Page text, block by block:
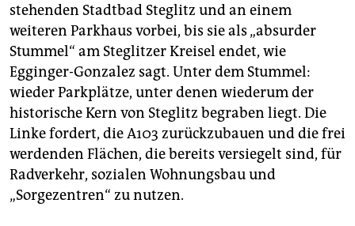
stehenden Stadtbad Steglitz und an einem
weiteren Parkhaus vorbei, bis sie als „absurder
Stummel“ am Steglitzer Kreisel endet, wie
Egginger-Gonzalez sagt. Unter dem Stummel:
wieder Parkplätze, unter denen wiederum der
historische Kern von Steglitz begraben liegt. Die
Linke fordert, die A103 zurückzubauen und die frei
werdenden Flächen, die bereits versiegelt sind, für
Radverkehr, sozialen Wohnungsbau und
„Sorgezentren“ zu nutzen.